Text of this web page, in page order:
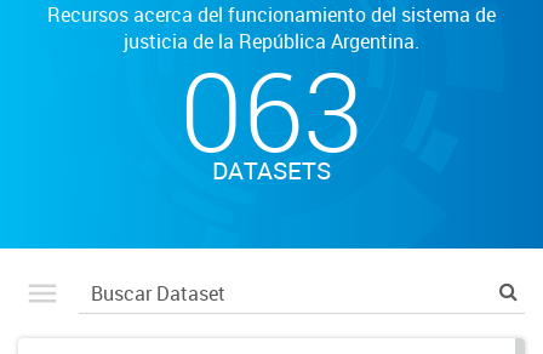
Recursos acerca del funcionamiento del sistema de
justicia de la República Argentina.
063
DATASETS